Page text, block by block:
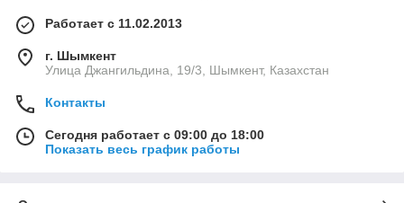
Работает с 11.02.2013
г. Шымкент
Улица Джангильдина, 19/3, Шымкент, Казахстан
Контакты
Сегодня работает с 09:00 до 18:00
Показать весь график работы